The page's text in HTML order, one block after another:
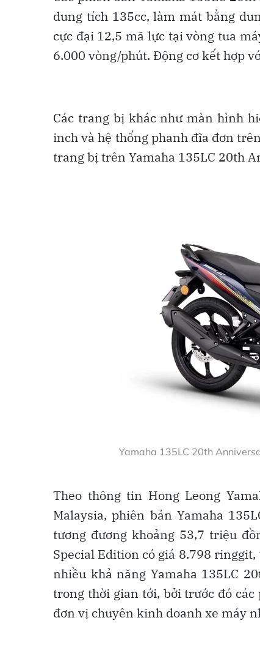
dung tích 135cc, làm mát bằng
cực đại 12,5 mã lực tại vòng tua
6.000 vòng/phút. Động cơ kết hợp
Các trang bị khác như màn hình
inch và hệ thống phanh đĩa đơn
trang bị trên Yamaha 135LC 20th
Yamaha 135LC 20th
Theo thông tin Hong Leong
Malaysia, phiên bản Yamaha
tương đương khoảng 53,7 triệu
Special Edition có giá 8.798
nhiều khả năng Yamaha 135LC
trong thời gian tới, bởi trước đó
đơn vị chuyên kinh doanh xe máy